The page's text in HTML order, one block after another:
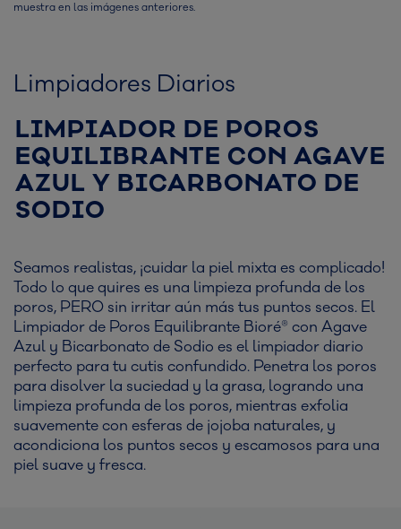
muestra en las imágenes anteriores.
Limpiadores Diarios
LIMPIADOR DE POROS
EQUILIBRANTE CON AGAVE
AZUL Y BICARBONATO DE
SODIO
Seamos realistas, ¡cuidar la piel mixta es complicado!
Todo lo que quires es una limpieza profunda de los
poros, PERO sin irritar aún más tus puntos secos. El
Limpiador de Poros Equilibrante Bioré® con Agave
Azul y Bicarbonato de Sodio es el limpiador diario
perfecto para tu cutis confundido. Penetra los poros
para disolver la suciedad y la grasa, logrando una
limpieza profunda de los poros, mientras exfolia
suavemente con esferas de jojoba naturales, y
acondiciona los puntos secos y escamosos para una
piel suave y fresca.